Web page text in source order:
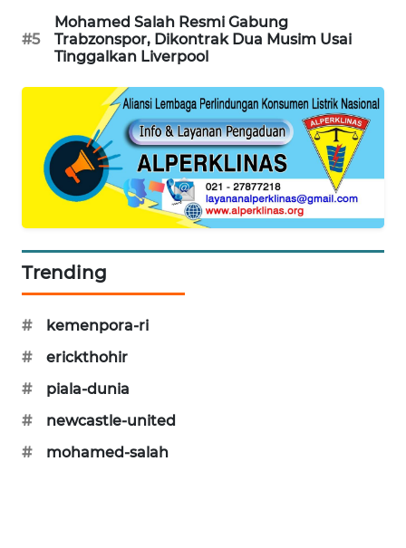
#5
Mohamed Salah Resmi Gabung
Trabzonspor, Dikontrak Dua Musim Usai
Tinggalkan Liverpool
Trending
#
kemenpora-ri
#
erickthohir
#
piala-dunia
#
newcastle-united
#
mohamed-salah
BERKAT
NEWS
BERAMPU
ANUGERAH
NEWS
AKHLAK
PERAPKI
SONYA
NEWS